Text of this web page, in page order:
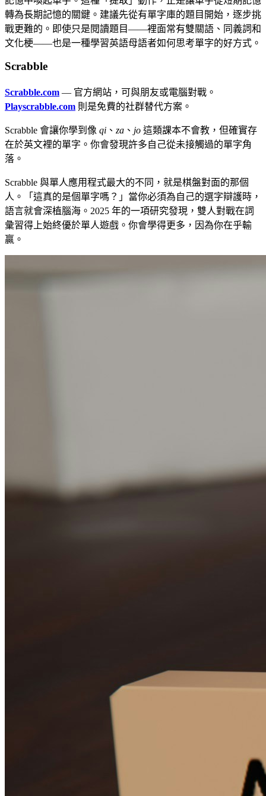
轉為長期記憶的關鍵。建議先從有單字庫的題目開始，逐步挑
戰更難的。即使只是閱讀題目——裡面常有雙關語、同義詞和
文化梗——也是一種學習英語母語者如何思考單字的好方式。
Scrabble
Scrabble.com — 官方網站，可與朋友或電腦對戰。
Playscrabble.com 則是免費的社群替代方案。
Scrabble 會讓你學到像 qi 、 za 、 jo 這類課本不會教，但確實存
在於英文裡的單字。你會發現許多自己從未接觸過的單字角
落。
Scrabble 與單人應用程式最大的不同，就是棋盤對面的那個
人。「這真的是個單字嗎？」當你必須為自己的選字辯護時，
語言就會深植腦海。2025 年的一項研究發現，雙人對戰在詞
彙習得上始終優於單人遊戲。你會學得更多，因為你在乎輸
贏。